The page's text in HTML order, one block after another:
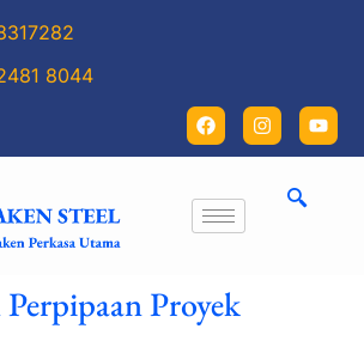
8044
Perpipaan Proyek